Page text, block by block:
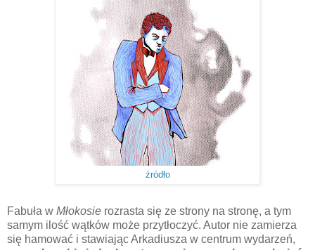
źródło
Fabuła w Młokosie rozrasta się ze strony na stronę, a tym
samym ilość wątków może przytłoczyć. Autor nie zamierza
się hamować i stawiając Arkadiusza w centrum wydarzeń,